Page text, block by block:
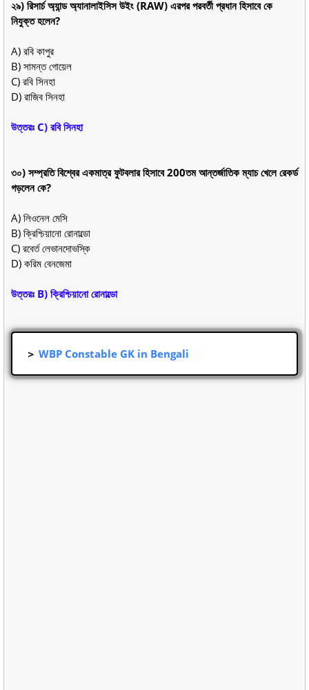
২৯) রিসার্চ অ্যান্ড অ্যানালাইসিস উইং (RAW) এরপর পরবর্তী প্রধান হিসাবে কে
নিযুক্ত হলেন?
A) রবি কাপুর
B) সামন্ত গোয়েল
C) রবি সিনহা
D) রাজিব সিনহা
উত্তরঃ C) রবি সিনহা
৩০) সম্প্রতি বিশ্বের একমাত্র ফুটবলার হিসাবে 200তম আন্তর্জাতিক ম্যাচ খেলে রেকর্ড
গড়লেন কে?
A) লিওনেল মেসি
B) ক্রিশ্চিয়ানো রোনাল্ডো
C) রবের্ত লেভানদোভস্কি
D) করিম বেনজেমা
উত্তরঃ B) ক্রিশ্চিয়ানো রোনাল্ডো
＞ WBP Constable GK in Bengali